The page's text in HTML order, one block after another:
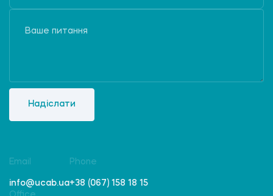
Надіслати
Email
info@ucab.ua
Phone
+38 (067) 158 18 15